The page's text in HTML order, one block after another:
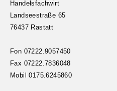
Handelsfachwirt
Landseestraße 65
76437 Rastatt
Fon 07222.9057450
Fax 07222.7836048
Mobil 0175.6245860